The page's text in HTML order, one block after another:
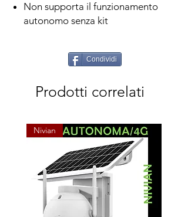
Non supporta il funzionamento
autonomo senza kit
Condividi
Prodotti correlati
Nivian